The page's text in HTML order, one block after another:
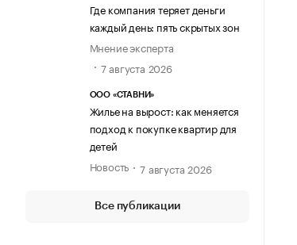
Где компания теряет деньги
каждый день: пять скрытых зон
Мнение эксперта
7 августа 2026
ООО «СТАВНИ»
Жилье на вырост: как меняется
подход к покупке квартир для
детей
Новость
7 августа 2026
Все публикации